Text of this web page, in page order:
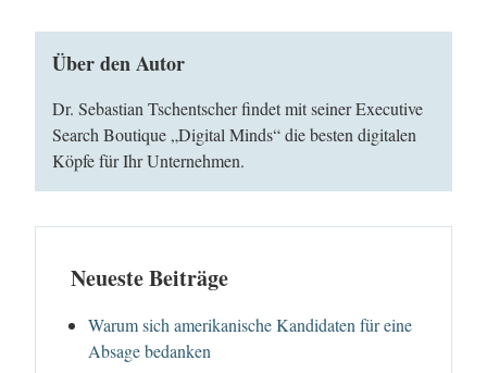
Über den Autor
Dr. Sebastian Tschentscher findet mit seiner Executive
Search Boutique „Digital Minds“ die besten digitalen
Köpfe für Ihr Unternehmen.
Neueste Beiträge
Warum sich amerikanische Kandidaten für eine
Absage bedanken